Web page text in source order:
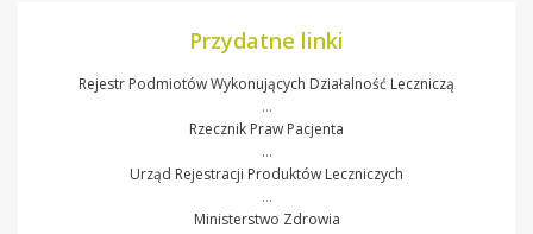
Przydatne linki
Rejestr Podmiotów Wykonujących Działalność Leczniczą
…
Rzecznik Praw Pacjenta
…
Urząd Rejestracji Produktów Leczniczych
…
Ministerstwo Zdrowia